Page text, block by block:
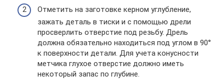
Отметить на заготовке керном углубление,
зажать деталь в тиски и с помощью дрели
просверлить отверстие под резьбу. Дрель
должна обязательно находиться под углом в 90°
к поверхности детали. Для учета конусности
метчика глухое отверстие должно иметь
некоторый запас по глубине.